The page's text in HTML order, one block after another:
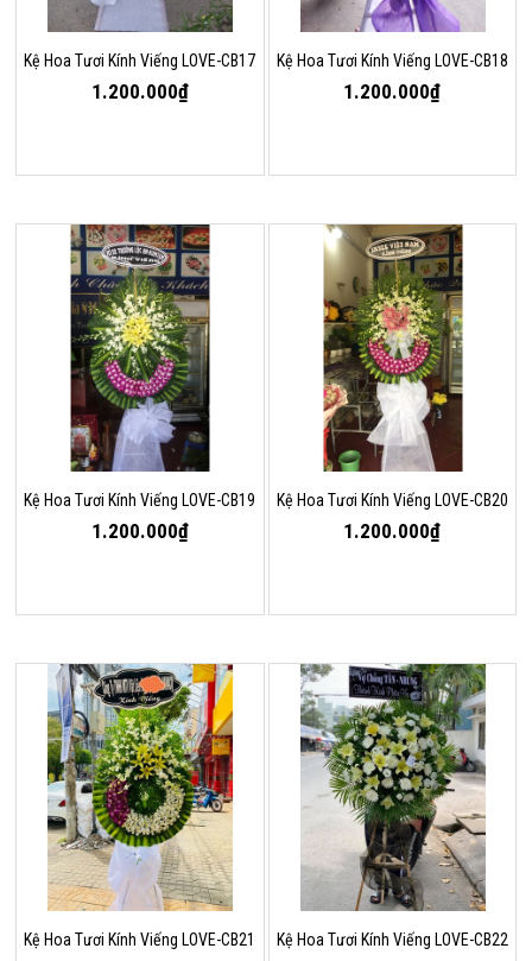
Kệ Hoa Tươi Kính Viếng LOVE-CB17
1.200.000₫
Kệ Hoa Tươi Kính Viếng LOVE-CB18
1.200.000₫
Kệ Hoa Tươi Kính Viếng LOVE-CB19
1.200.000₫
Kệ Hoa Tươi Kính Viếng LOVE-CB20
1.200.000₫
Kệ Hoa Tươi Kính Viếng LOVE-CB21 Kệ Hoa Tươi Kính Viếng LOVE-CB22